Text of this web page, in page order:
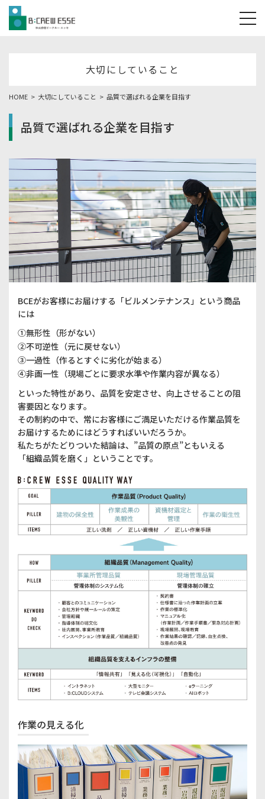
大切にしていること
HOME 大切にしていること 品質で選ばれる企業を目指す
品質で選ばれる企業を目指す
BCEがお客様にお届けする「ビルメンテナンス」という商品
には
①無形性（形がない）
②不可逆性（元に戻せない）
③一過性（作るとすぐに劣化が始まる）
④非画一性（現場ごとに要求水準や作業内容が異なる）
といった特性があり、品質を安定させ、向上させることの阻
害要因となります。
その制約の中で、常にお客様にご満足いただける作業品質を
お届けするためにはどうすればいいだろうか。
私たちがたどりついた結論は、”品質の原点”ともいえる
「組織品質を磨く」ということです。
作業の見える化